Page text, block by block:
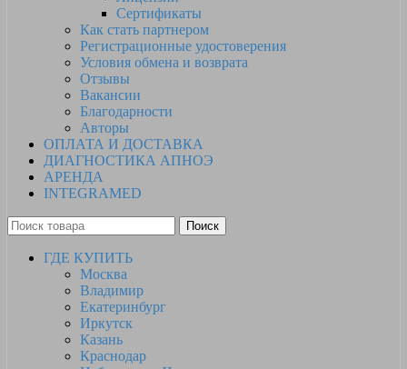
Сертификаты
Как стать партнером
Регистрационные удостоверения
Условия обмена и возврата
Отзывы
Вакансии
Благодарности
Авторы
ОПЛАТА И ДОСТАВКА
ДИАГНОСТИКА АПНОЭ
АРЕНДА
INTEGRAMED
Поиск
ГДЕ КУПИТЬ
Москва
Владимир
Екатеринбург
Иркутск
Казань
Краснодар